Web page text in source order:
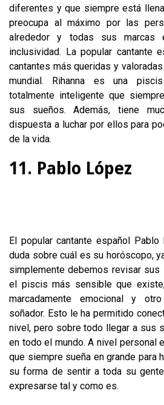
diferentes y que siempre está
preocupa al máximo por las
alrededor y todas sus marcas
inclusividad. La popular cantante
cantantes más queridas y
mundial. Rihanna es una
totalmente inteligente que
sus sueños. Además, tiene
dispuesta a luchar por ellos para
de la vida.
11. Pablo López
El popular cantante español Pablo
duda sobre cuál es su horóscopo,
simplemente debemos revisar
el piscis más sensible que
marcadamente emocional y
soñador. Esto le ha permitido
nivel, pero sobre todo llegar a sus
en todo el mundo. A nivel personal
que siempre sueña en grande para
su forma de sentir a toda su
expresarse tal y como es.